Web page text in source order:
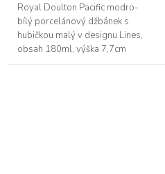
Royal Doulton Pacific modro-
bílý porcelánový džbánek s
hubičkou malý v designu Lines,
obsah 180ml, výška 7,7cm